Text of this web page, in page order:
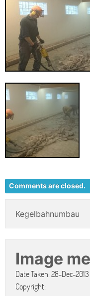
Comments are closed.
Kegelbahnumbau
Image
Date Taken: 28-Dec-
Copyright: